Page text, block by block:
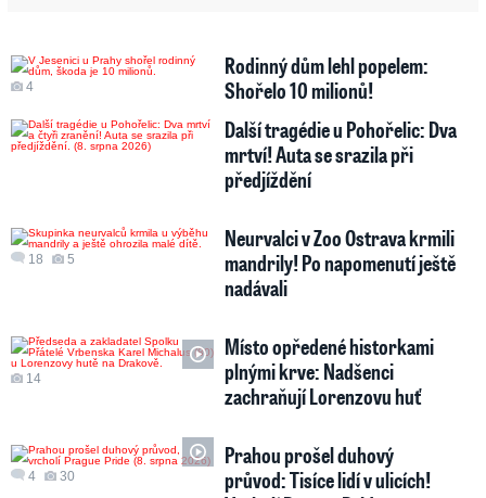
4
Rodinný dům lehl popelem:
Shořelo 10 milionů!
Další tragédie u Pohořelic: Dva
mrtví! Auta se srazila při
předjíždění
18 5
Neurvalci v Zoo Ostrava krmili
mandrily! Po napomenutí ještě
nadávali
14
Místo opředené historkami
plnými krve: Nadšenci
zachraňují Lorenzovu huť
4 30
Prahou prošel duhový
průvod: Tisíce lidí v ulicích!